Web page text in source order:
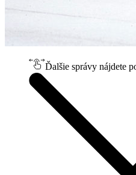
Ďalšie správy nájdete